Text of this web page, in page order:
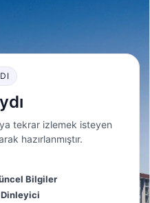
tekrar izlemek isteyen
hazırlanmıştır.
Bilgiler
Dinleyici